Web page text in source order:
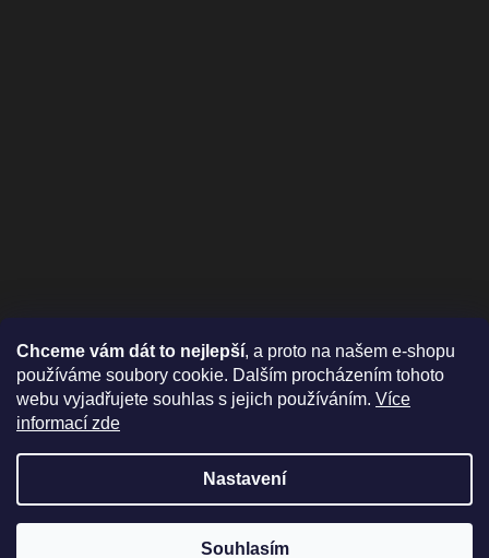
Chceme vám dát to nejlepší, a proto na našem e-shopu
používáme soubory cookie. Dalším procházením tohoto
webu vyjadřujete souhlas s jejich používáním. Více
informací zde
Nastavení
Souhlasím
HitachiXXL.cz. Všechna práva vyhrazena.